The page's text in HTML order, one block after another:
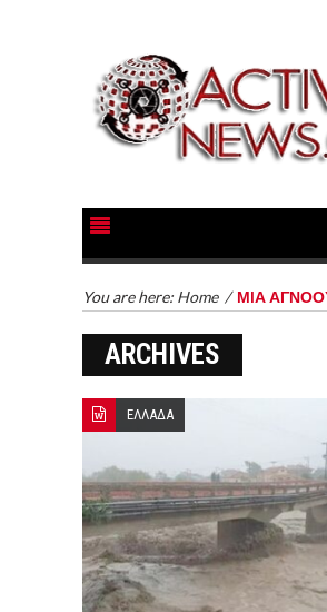
You are here: Home / ΜIΑ
ARCHIVES
ΕΛΛΑΔΑ